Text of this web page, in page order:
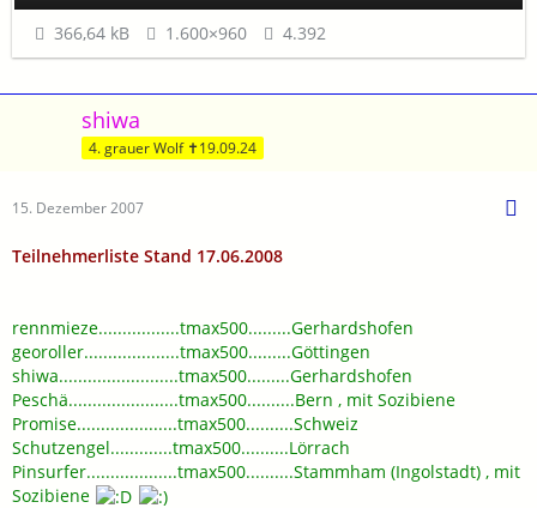
366,64 kB 1.600×960 4.392
shiwa
4. grauer Wolf ✝19.09.24
15. Dezember 2007
Teilnehmerliste Stand 17.06.2008
rennmieze.................tmax500.........Gerhardshofen
georoller....................tmax500.........Göttingen
shiwa.........................tmax500.........Gerhardshofen
Peschä.......................tmax500..........Bern , mit Sozibiene
Promise.....................tmax500..........Schweiz
Schutzengel.............tmax500..........Lörrach
Pinsurfer...................tmax500..........Stammham (Ingolstadt) , mit
Sozibiene